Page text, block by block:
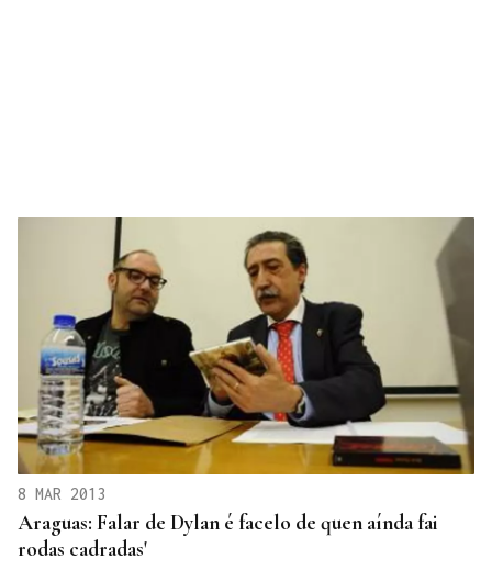
8 MAR 2013
Araguas: Falar de Dylan é facelo de quen aínda fai
rodas cadradas'